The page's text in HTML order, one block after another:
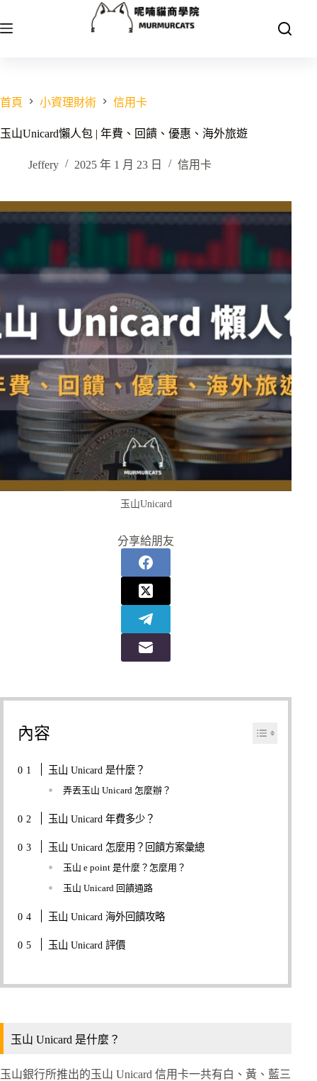
至
容
首頁 小資理財術 信用卡
玉山Unicard懶人包 | 年費、回饋、優惠、海外旅遊
Jeffery 2025 年 1 月 23 日 信用卡
玉山Unicard
分享給朋友
內容
玉山 Unicard 是什麼？
弄丟玉山 Unicard 怎麼辦？
玉山 Unicard 年費多少？
玉山 Unicard 怎麼用？回饋方案彙總
玉山 e point 是什麼？怎麼用？
玉山 Unicard 回饋通路
玉山 Unicard 海外回饋攻略
玉山 Unicard 評價
玉山 Unicard 是什麼？
玉山銀行所推出的玉山 Unicard 信用卡一共有白、黃、藍三